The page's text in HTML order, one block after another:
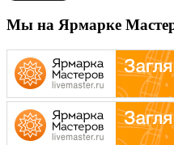
Мы на Ярмарке